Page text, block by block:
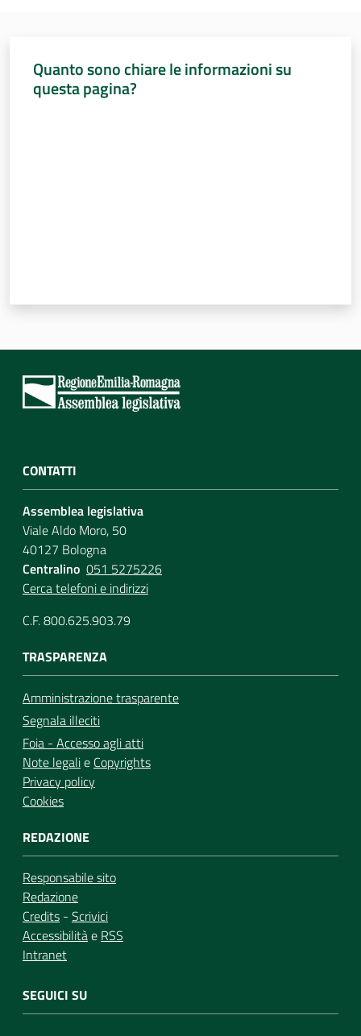
Quanto sono chiare le informazioni su
questa pagina?
CONTATTI
Assemblea legislativa
Viale Aldo Moro, 50
40127 Bologna
Centralino 051 5275226
Cerca telefoni e indirizzi
C.F. 800.625.903.79
TRASPARENZA
Amministrazione trasparente
Segnala illeciti
Foia - Accesso agli atti
Note legalie Copyrights
Privacy policy
Cookies
REDAZIONE
Responsabile sito
Redazione
Credits - Scrivici
Accessibilitàe RSS
Intranet
SEGUICI SU